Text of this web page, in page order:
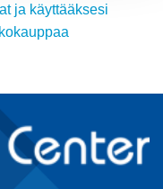
ja käyttääksesi